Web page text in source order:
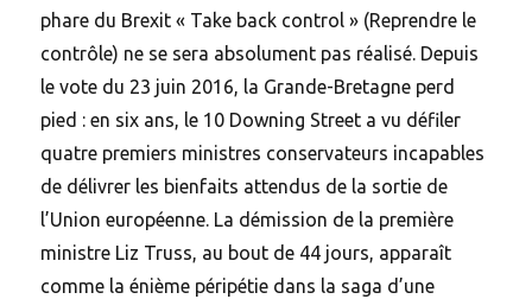
phare du Brexit « Take back control » (Reprendre le
contrôle) ne se sera absolument pas réalisé. Depuis
le vote du 23 juin 2016, la Grande-Bretagne perd
pied : en six ans, le 10 Downing Street a vu défiler
quatre premiers ministres conservateurs incapables
de délivrer les bienfaits attendus de la sortie de
l’Union européenne. La démission de la première
ministre Liz Truss, au bout de 44 jours, apparaît
comme la énième péripétie dans la saga d’une